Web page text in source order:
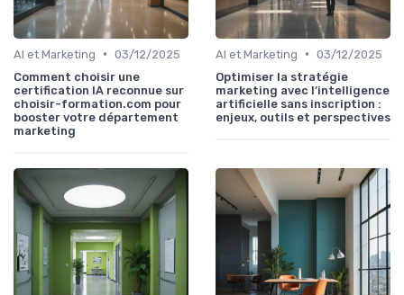
AI et Marketing • 03/12/2025
Comment choisir une
certification IA reconnue sur
choisir-formation.com pour
booster votre département
marketing
AI et Marketing • 03/12/2025
Optimiser la stratégie
marketing avec l’intelligence
artificielle sans inscription :
enjeux, outils et perspectives